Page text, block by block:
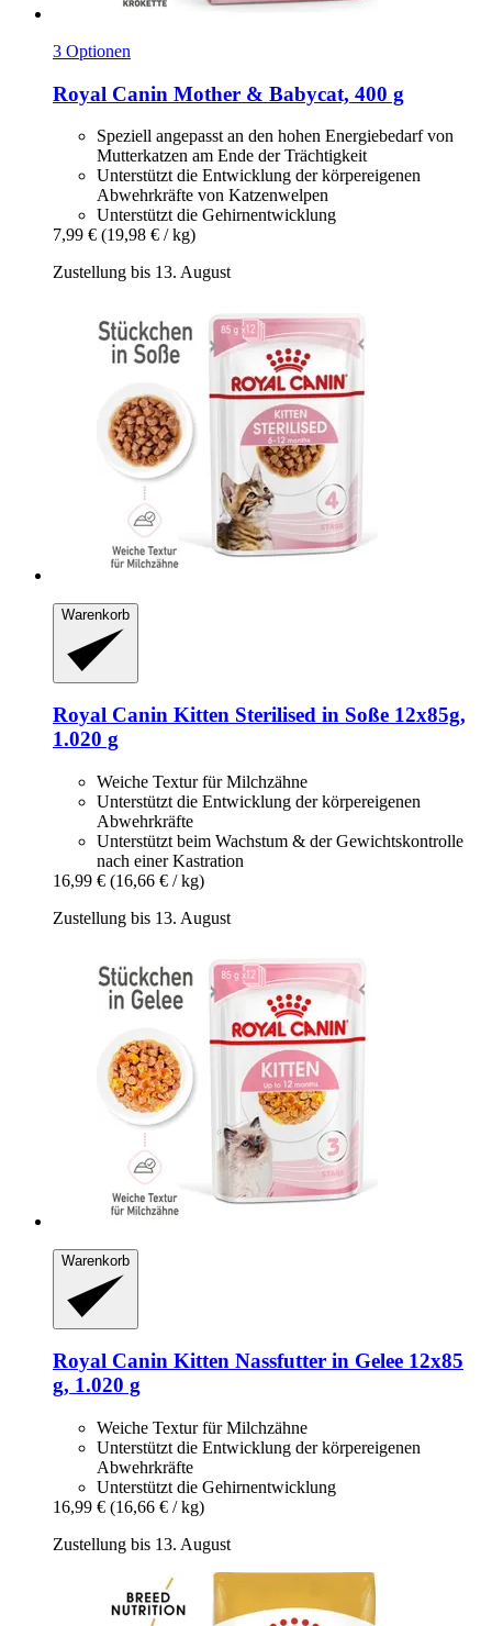
3 Optionen
Royal Canin Mother & Babycat, 400 g
Speziell angepasst an den hohen Energiebedarf von
Mutterkatzen am Ende der Trächtigkeit
Unterstützt die Entwicklung der körpereigenen
Abwehrkräfte von Katzenwelpen
Unterstützt die Gehirnentwicklung
7,99 € (19,98 € / kg)
Zustellung bis 13. August
Warenkorb
Royal Canin Kitten Sterilised in Soße 12x85g,
1.020 g
Weiche Textur für Milchzähne
Unterstützt die Entwicklung der körpereigenen
Abwehrkräfte
Unterstützt beim Wachstum & der Gewichtskontrolle
nach einer Kastration
16,99 € (16,66 € / kg)
Zustellung bis 13. August
Warenkorb
Royal Canin Kitten Nassfutter in Gelee 12x85
g, 1.020 g
Weiche Textur für Milchzähne
Unterstützt die Entwicklung der körpereigenen
Abwehrkräfte
Unterstützt die Gehirnentwicklung
16,99 € (16,66 € / kg)
Zustellung bis 13. August